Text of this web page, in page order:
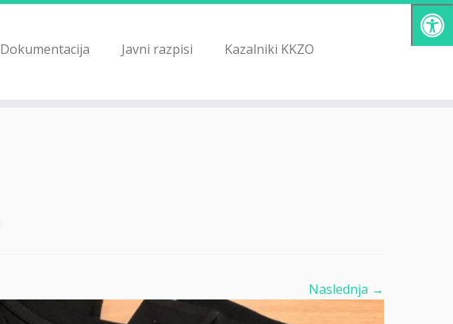
Dokumentacija Javni razpisi
Kazalniki KKZO
Naslednja →